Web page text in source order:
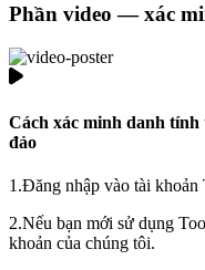
Phần video — xác
Cách xác minh danh
đảo
1.Đăng nhập vào tài khoản
2.Nếu bạn mới sử dụng
khoản của chúng tôi.